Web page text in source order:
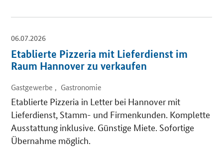
06.07.2026
Etablierte Pizzeria mit Lieferdienst im
Raum Hannover zu verkaufen
Gastgewerbe , Gastronomie
Etablierte Pizzeria in Letter bei Hannover mit
Lieferdienst, Stamm- und Firmenkunden. Komplette
Ausstattung inklusive. Günstige Miete. Sofortige
Übernahme möglich.